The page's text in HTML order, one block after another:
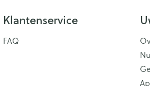
Klantenservice
FAQ